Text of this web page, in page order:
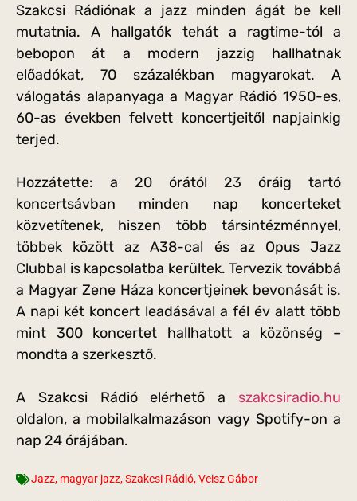
Szakcsi Rádiónak a jazz minden ágát be kell
mutatnia. A hallgatók tehát a ragtime-tól a
bebopon át a modern jazzig hallhatnak
előadókat, 70 százalékban magyarokat. A
válogatás alapanyaga a Magyar Rádió 1950-es,
60-as években felvett koncertjeitől napjainkig
terjed.
Hozzátette: a 20 órától 23 óráig tartó
koncertsávban minden nap koncerteket
közvetítenek, hiszen több társintézménnyel,
többek között az A38-cal és az Opus Jazz
Clubbal is kapcsolatba kerültek. Tervezik továbbá
a Magyar Zene Háza koncertjeinek bevonását is.
A napi két koncert leadásával a fél év alatt több
mint 300 koncertet hallhatott a közönség –
mondta a szerkesztő.
A Szakcsi Rádió elérhető a szakcsiradio.hu
oldalon, a mobilalkalmazáson vagy Spotify-on a
nap 24 órájában.
Jazz, magyar jazz,Szakcsi Rádió,Veisz Gábor